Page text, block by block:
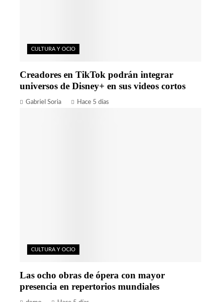
CULTURA Y OCIO
Creadores en TikTok podrán integrar
universos de Disney+ en sus videos cortos
Gabriel Soria Hace 5 días
CULTURA Y OCIO
Las ocho obras de ópera con mayor
presencia en repertorios mundiales